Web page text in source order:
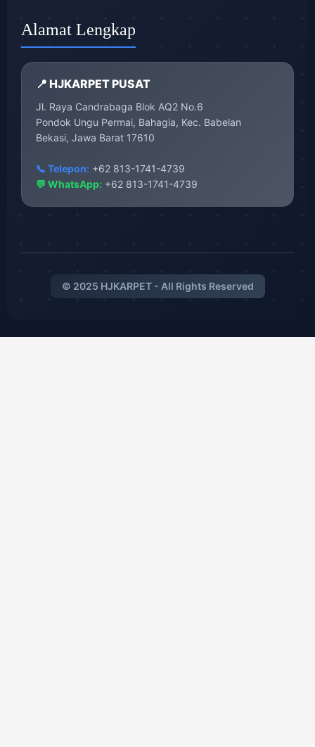
Alamat Lengkap
📍 HJKARPET PUSAT
Jl. Raya Candrabaga Blok AQ2 No.6
Pondok Ungu Permai, Bahagia, Kec. Babelan
Bekasi, Jawa Barat 17610
📞 Telepon: +62 813-1741-4739
💬 WhatsApp: +62 813-1741-4739
© 2025 HJKARPET - All Rights Reserved